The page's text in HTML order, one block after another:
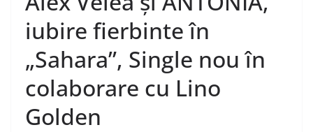
iubire fierbinte în
„Sahara”, Single nou în
colaborare cu Lino
Golden